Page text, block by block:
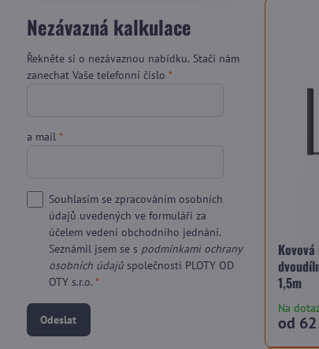
1,5m
Na
od 62
Nezávazná kalkulace
Řekněte si o nezávaznou nabídku. Stačí nám
zanechat Vaše telefonní číslo *
a mail *
Souhlasím se zpracováním osobních
údajů uvedených ve formuláři za
účelem vedení obchodního jednání.
Seznámil jsem se s podmínkami ochrany
osobních údajů společnosti PLOTY OD
OTY s.r.o. *
Odeslat